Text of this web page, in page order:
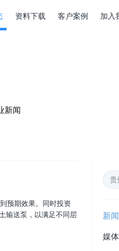
资料下载 客户案例 加入
新闻
预期效果。同时投资
输送泵，以满足不同层
新
媒